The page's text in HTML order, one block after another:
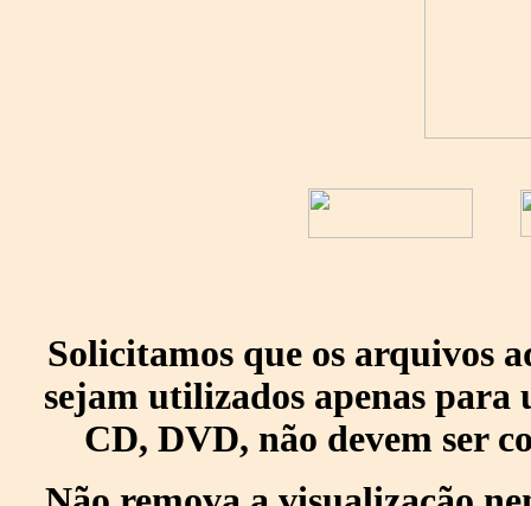
Solicitamos que os arquivos
sejam utilizados apenas para
CD, DVD, não devem ser